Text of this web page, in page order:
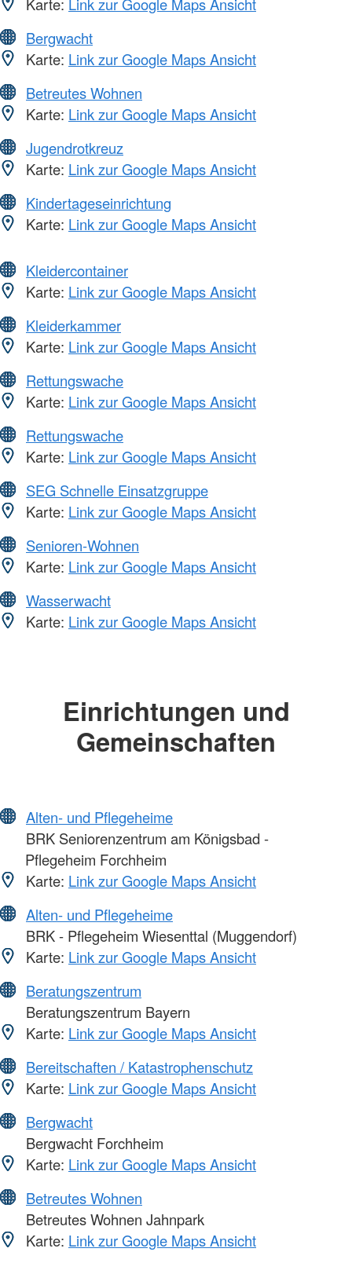
Bergwacht
Karte: Link zur Google Maps Ansicht
Betreutes Wohnen
Karte: Link zur Google Maps Ansicht
Jugendrotkreuz
Karte: Link zur Google Maps Ansicht
Kindertageseinrichtung
Karte: Link zur Google Maps Ansicht
Kleidercontainer
Karte: Link zur Google Maps Ansicht
Kleiderkammer
Karte: Link zur Google Maps Ansicht
Rettungswache
Karte: Link zur Google Maps Ansicht
Rettungswache
Karte: Link zur Google Maps Ansicht
SEG Schnelle Einsatzgruppe
Karte: Link zur Google Maps Ansicht
Senioren-Wohnen
Karte: Link zur Google Maps Ansicht
Wasserwacht
Karte: Link zur Google Maps Ansicht
Einrichtungen und
Gemeinschaften
Alten- und Pflegeheime
BRK Seniorenzentrum am Königsbad -
Pflegeheim Forchheim
Karte: Link zur Google Maps Ansicht
Alten- und Pflegeheime
BRK - Pflegeheim Wiesenttal (Muggendorf)
Karte: Link zur Google Maps Ansicht
Beratungszentrum
Beratungszentrum Bayern
Karte: Link zur Google Maps Ansicht
Bereitschaften / Katastrophenschutz
Karte: Link zur Google Maps Ansicht
Bergwacht
Bergwacht Forchheim
Karte: Link zur Google Maps Ansicht
Betreutes Wohnen
Betreutes Wohnen Jahnpark
Karte: Link zur Google Maps Ansicht